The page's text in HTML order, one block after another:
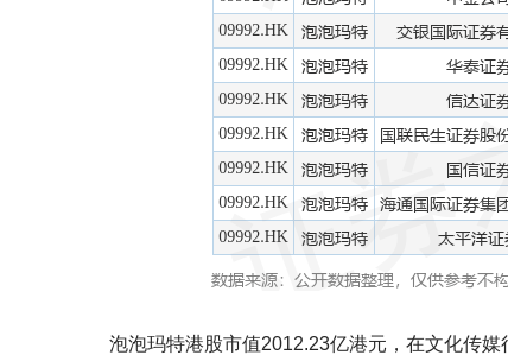
泡泡玛特港股市值2012.23亿港元，在文化传媒